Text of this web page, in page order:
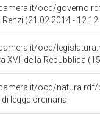
ocd/
Renzi (21.02.2014 -
ocd/
XVII della Repubblica
ocd/natura.rdf/
legge ordinaria